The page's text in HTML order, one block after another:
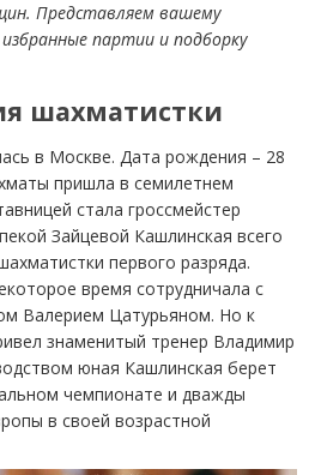
Представляем вашему
партии и подборку
шахматистки
в Москве. Дата рождения – 28
пришла в семилетнем
стала гроссмейстер
Зайцевой Кашлинская всего
первого разряда.
время сотрудничала с
Валерием Цатурьяном. Но к
знаменитый тренер Владимир
юная Кашлинская берет
чемпионате и дважды
в своей возрастной